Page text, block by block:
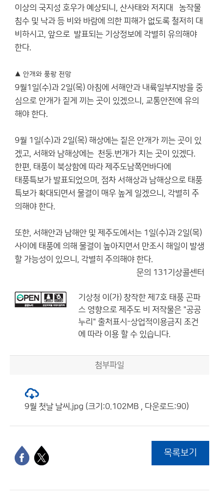
이상의 국지성 호우가 예상되니, 산사태와 저지대 농작물
침수 및 낙과 등 비와 바람에 의한 피해가 없도록 철저히 대
비하시고, 앞으로 발표되는 기상정보에 각별히 유의해야
한다.
▲ 안개와 풍랑 전망
9월1일(수)과 2일(목) 아침에 서해안과 내륙일부지방을 중
심으로 안개가 짙게 끼는 곳이 있겠으니, 교통안전에 유의
해야 한다.
9월 1일(수)과 2일(목) 해상에는 짙은 안개가 끼는 곳이 있
겠고, 서해와 남해상에는 천둥.번개가 치는 곳이 있겠다.
한편, 태풍이 북상함에 따라 제주도남쪽먼바다에
태풍특보가 발표되었으며, 점차 서해상과 남해상으로 태풍
특보가 확대되면서 물결이 매우 높게 일겠으니, 각별히 주
의해야 한다.
또한, 서해안과 남해안 및 제주도에서는 1일(수)과 2일(목)
사이에 태풍에 의해 물결이 높아지면서 만조시 해일이 발생
할 가능성이 있으니, 각별히 주의해야 한다.
문의 131기상콜센터
기상청 이(가) 창작한 제7호 태풍 곤파
스 영향으로 제주도 비 저작물은 "공공
누리" 출처표시-상업적이용금지 조건
에 따라 이용 할 수 있습니다.
첨부파일
9월 첫날 날씨.jpg (크기:0.102MB , 다운로드:90)
목록보기